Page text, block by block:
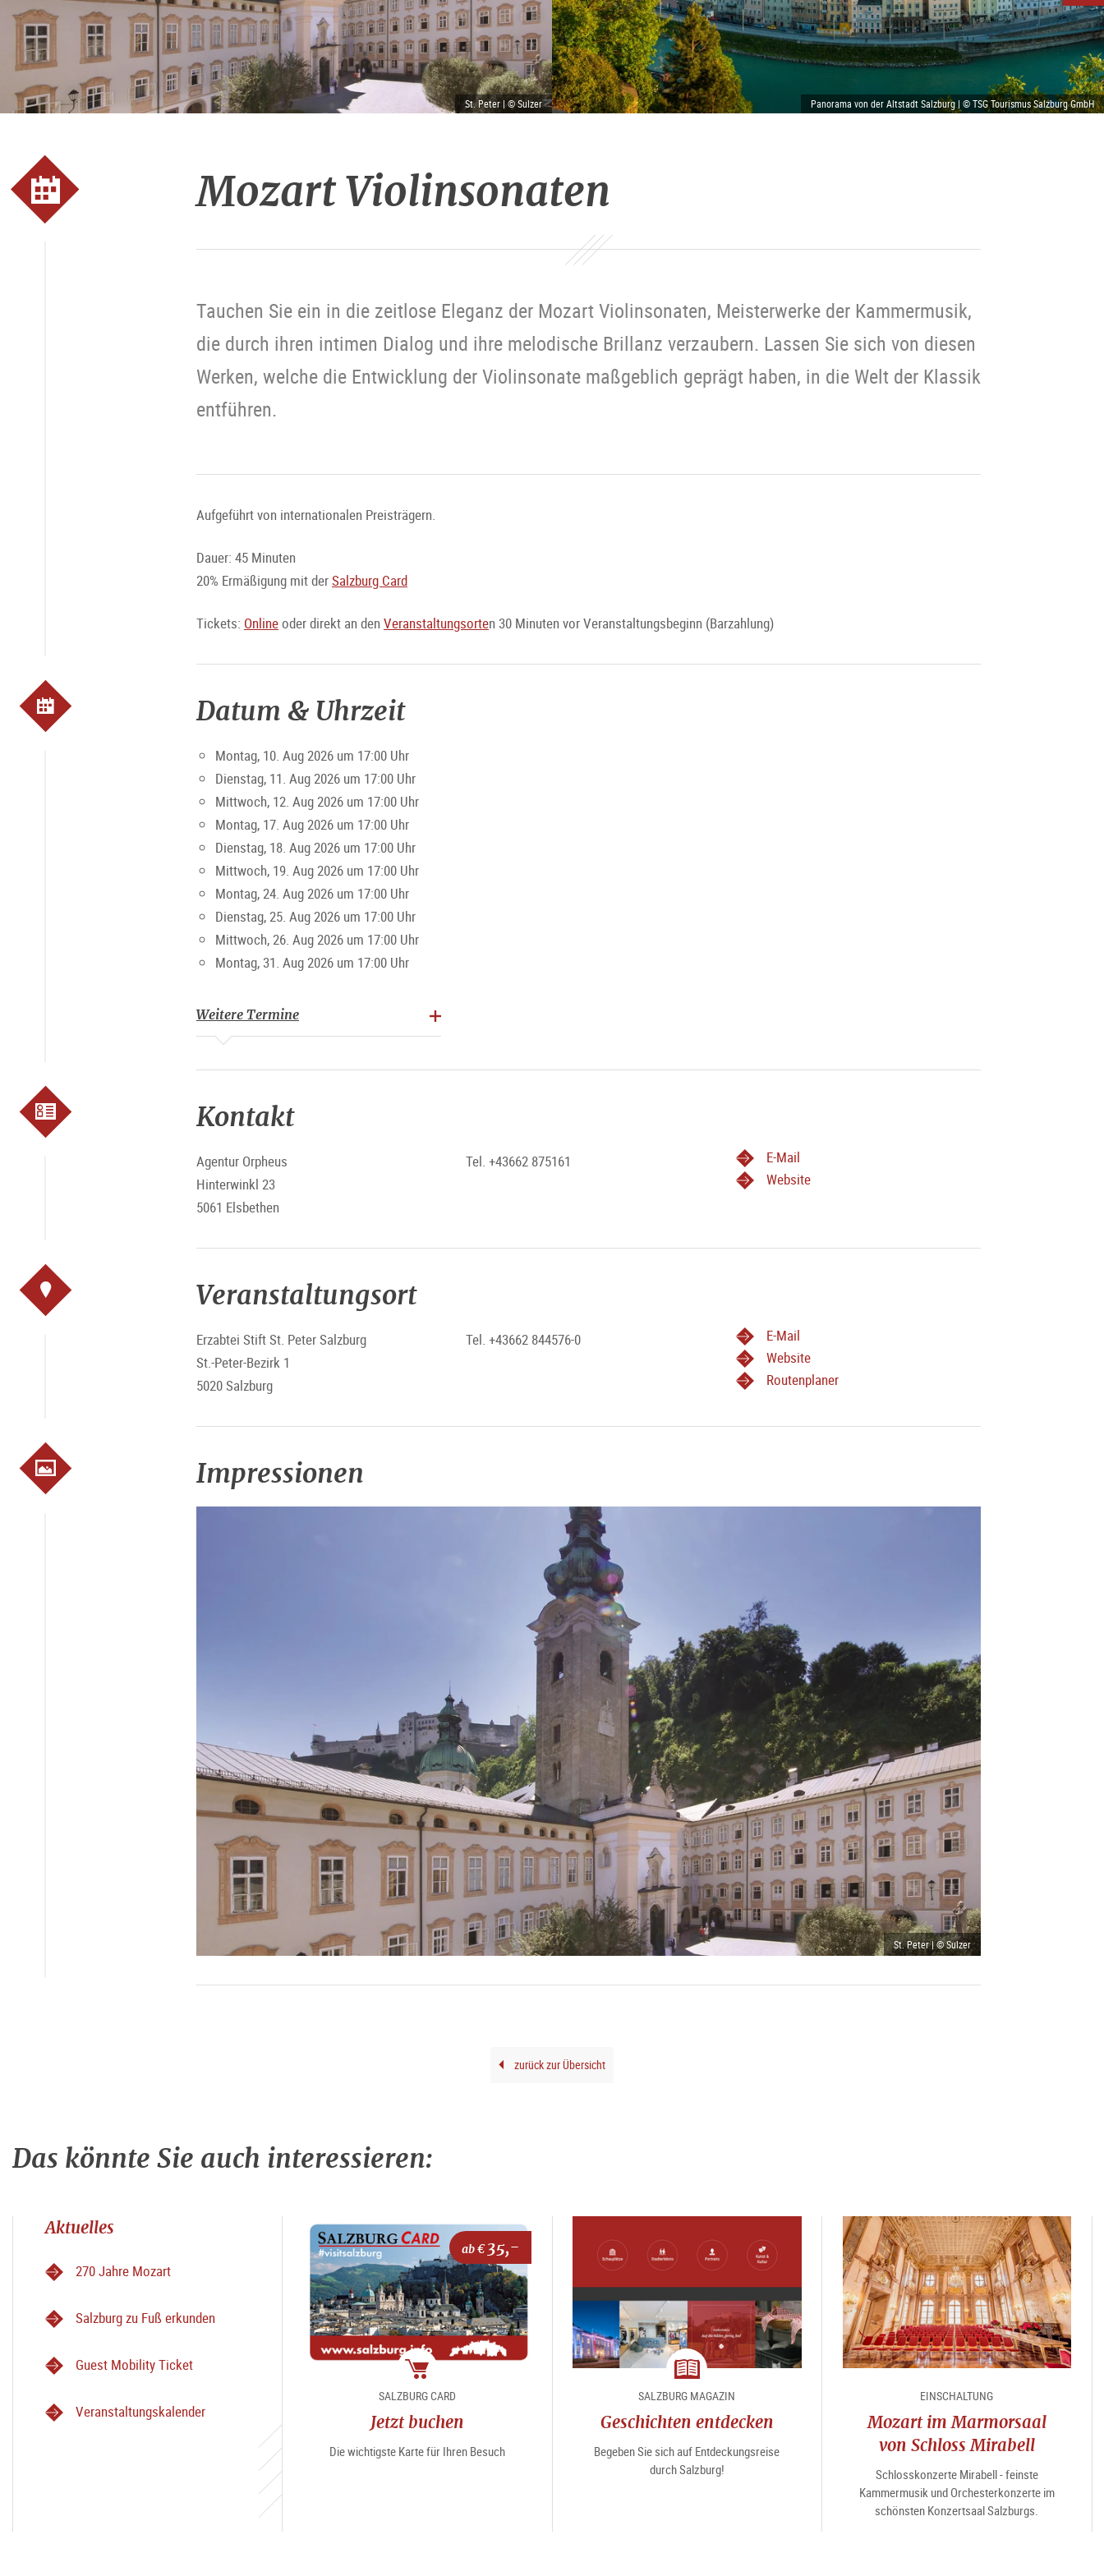
St. Peter | © Sulzer Panorama von der Altstadt Salzburg | © TSG Tourismus Salzburg GmbH
Mozart Violinsonaten
Tauchen Sie ein in die zeitlose Eleganz der Mozart Violinsonaten, Meisterwerke der Kammermusik,
die durch ihren intimen Dialog und ihre melodische Brillanz verzaubern. Lassen Sie sich von diesen
Werken, welche die Entwicklung der Violinsonate maßgeblich geprägt haben, in die Welt der Klassik
entführen.
Aufgeführt von internationalen Preisträgern.
Dauer: 45 Minuten
20% Ermäßigung mit derSalzburg Card
Tickets: Onlineoder direkt an den Veranstaltungsorten 30 Minuten vor Veranstaltungsbeginn (Barzahlung)
Datum & Uhrzeit
Montag, 10. Aug 2026 um 17:00 Uhr
Dienstag, 11. Aug 2026 um 17:00 Uhr
Mittwoch, 12. Aug 2026 um 17:00 Uhr
Montag, 17. Aug 2026 um 17:00 Uhr
Dienstag, 18. Aug 2026 um 17:00 Uhr
Mittwoch, 19. Aug 2026 um 17:00 Uhr
Montag, 24. Aug 2026 um 17:00 Uhr
Dienstag, 25. Aug 2026 um 17:00 Uhr
Mittwoch, 26. Aug 2026 um 17:00 Uhr
Montag, 31. Aug 2026 um 17:00 Uhr
Weitere Termine
Kontakt
Agentur Orpheus
Hinterwinkl 23
5061 Elsbethen
Tel. +43662 875161
E-Mail
Website
Veranstaltungsort
Erzabtei Stift St. Peter Salzburg
St.-Peter-Bezirk 1
5020 Salzburg
Tel. +43662 844576-0
E-Mail
Website
Routenplaner
Impressionen
St. Peter | © Sulzer
zurück zur Übersicht
Das könnte Sie auch interessieren:
Aktuelles
270 Jahre Mozart
Salzburg zu Fuß erkunden
Guest Mobility Ticket
Veranstaltungskalender
ab €35,-
Package
SALZBURG CARD
Jetzt buchen
Die wichtigste Karte für Ihren Besuch
Magazin
SALZBURG MAGAZIN
Geschichten entdecken
Begeben Sie sich auf Entdeckungsreise
durch Salzburg!
EINSCHALTUNG
Mozart im Marmorsaal
von Schloss Mirabell
Schlosskonzerte Mirabell - feinste
Kammermusik und Orchesterkonzerte im
schönsten Konzertsaal Salzburgs.